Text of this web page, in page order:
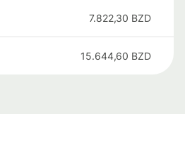
7.822,30 BZD
15.644,60 BZD